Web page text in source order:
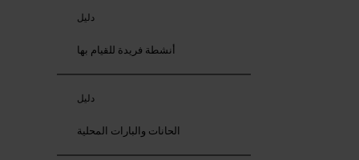
دليل
أنشطة فريدة للقيام بها
دليل
الحانات والبارات المحلية